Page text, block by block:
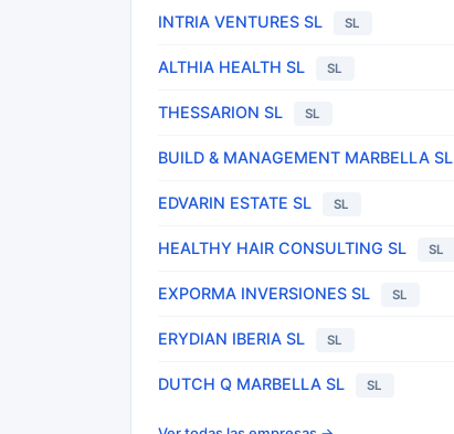
INTRIA VENTURES SL SL
ALTHIA HEALTH SL SL
THESSARION SL SL
BUILD & MANAGEMENT MARBELLA SL
EDVARIN ESTATE SL SL
HEALTHY HAIR CONSULTING SL SL
EXPORMA INVERSIONES SL SL
ERYDIAN IBERIA SL SL
DUTCH Q MARBELLA SL SL